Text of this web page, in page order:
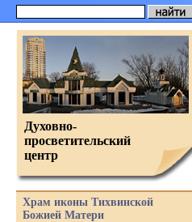
Духовно-
просветительский
центр
Храм иконы Тихвинской
Божией Матери